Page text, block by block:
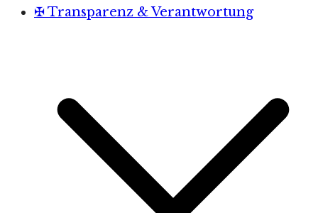
✠ Transparenz & Verantwortung